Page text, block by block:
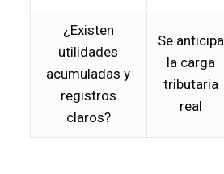
¿Existen
utilidades
acumuladas y
registros
claros?
Se anticipa
la carga
tributaria
real